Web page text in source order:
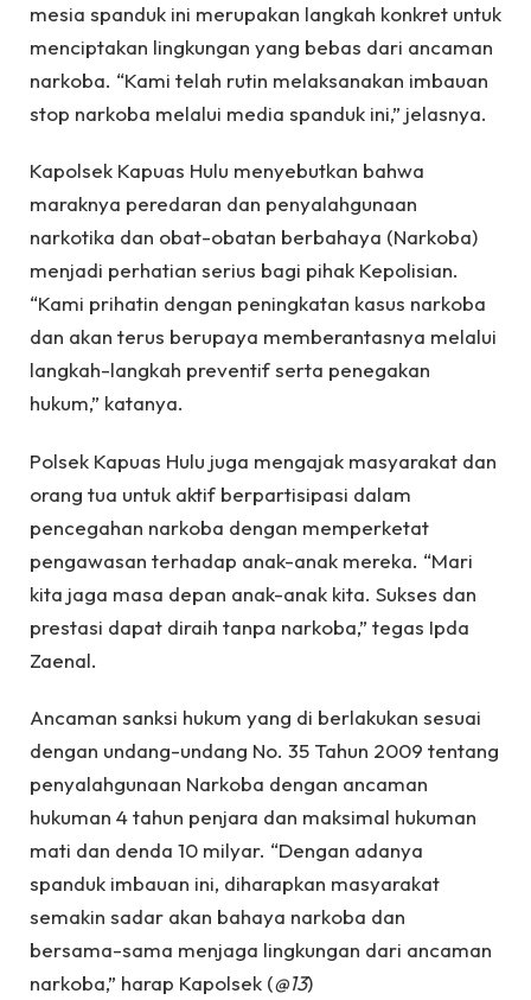
mesia spanduk ini merupakan langkah konkret untuk
menciptakan lingkungan yang bebas dari ancaman
narkoba. “Kami telah rutin melaksanakan imbauan
stop narkoba melalui media spanduk ini,” jelasnya.
Kapolsek Kapuas Hulu menyebutkan bahwa
maraknya peredaran dan penyalahgunaan
narkotika dan obat-obatan berbahaya (Narkoba)
menjadi perhatian serius bagi pihak Kepolisian.
“Kami prihatin dengan peningkatan kasus narkoba
dan akan terus berupaya memberantasnya melalui
langkah-langkah preventif serta penegakan
hukum,” katanya.
Polsek Kapuas Hulu juga mengajak masyarakat dan
orang tua untuk aktif berpartisipasi dalam
pencegahan narkoba dengan memperketat
pengawasan terhadap anak-anak mereka. “Mari
kita jaga masa depan anak-anak kita. Sukses dan
prestasi dapat diraih tanpa narkoba,” tegas Ipda
Zaenal.
Ancaman sanksi hukum yang di berlakukan sesuai
dengan undang-undang No. 35 Tahun 2009 tentang
penyalahgunaan Narkoba dengan ancaman
hukuman 4 tahun penjara dan maksimal hukuman
mati dan denda 10 milyar. “Dengan adanya
spanduk imbauan ini, diharapkan masyarakat
semakin sadar akan bahaya narkoba dan
bersama-sama menjaga lingkungan dari ancaman
narkoba,” harap Kapolsek (@13)